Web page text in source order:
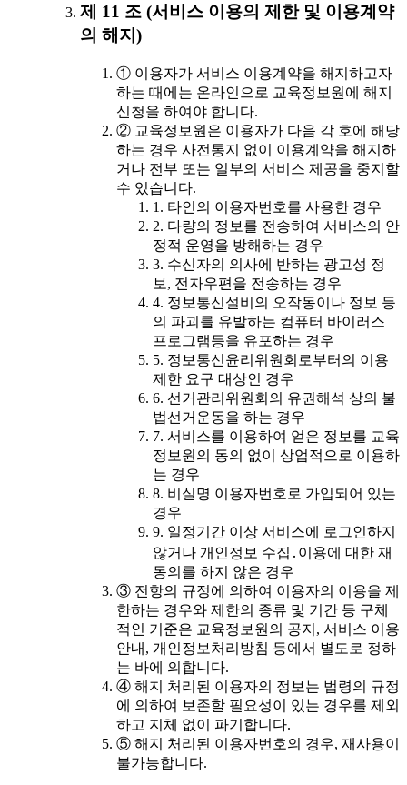
제 11 조 (서비스 이용의 제한 및 이용계약
의 해지)
① 이용자가 서비스 이용계약을 해지하고자
하는 때에는 온라인으로 교육정보원에 해지
신청을 하여야 합니다.
② 교육정보원은 이용자가 다음 각 호에 해당
하는 경우 사전통지 없이 이용계약을 해지하
거나 전부 또는 일부의 서비스 제공을 중지할
수 있습니다.
1. 타인의 이용자번호를 사용한 경우
2. 다량의 정보를 전송하여 서비스의 안
정적 운영을 방해하는 경우
3. 수신자의 의사에 반하는 광고성 정
보, 전자우편을 전송하는 경우
4. 정보통신설비의 오작동이나 정보 등
의 파괴를 유발하는 컴퓨터 바이러스
프로그램등을 유포하는 경우
5. 정보통신윤리위원회로부터의 이용
제한 요구 대상인 경우
6. 선거관리위원회의 유권해석 상의 불
법선거운동을 하는 경우
7. 서비스를 이용하여 얻은 정보를 교육
정보원의 동의 없이 상업적으로 이용하
는 경우
8. 비실명 이용자번호로 가입되어 있는
경우
9. 일정기간 이상 서비스에 로그인하지
않거나 개인정보 수집․이용에 대한 재
동의를 하지 않은 경우
③ 전항의 규정에 의하여 이용자의 이용을 제
한하는 경우와 제한의 종류 및 기간 등 구체
적인 기준은 교육정보원의 공지, 서비스 이용
안내, 개인정보처리방침 등에서 별도로 정하
는 바에 의합니다.
④ 해지 처리된 이용자의 정보는 법령의 규정
에 의하여 보존할 필요성이 있는 경우를 제외
하고 지체 없이 파기합니다.
⑤ 해지 처리된 이용자번호의 경우, 재사용이
불가능합니다.